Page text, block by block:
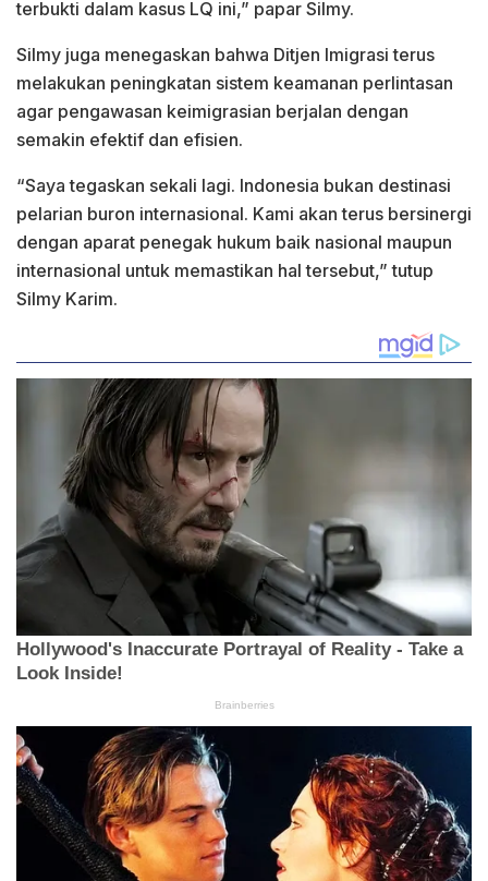
terbukti dalam kasus LQ ini,” papar Silmy.
Silmy juga menegaskan bahwa Ditjen Imigrasi terus
melakukan peningkatan sistem keamanan perlintasan
agar pengawasan keimigrasian berjalan dengan
semakin efektif dan efisien.
“Saya tegaskan sekali lagi. Indonesia bukan destinasi
pelarian buron internasional. Kami akan terus bersinergi
dengan aparat penegak hukum baik nasional maupun
internasional untuk memastikan hal tersebut,” tutup
Silmy Karim.